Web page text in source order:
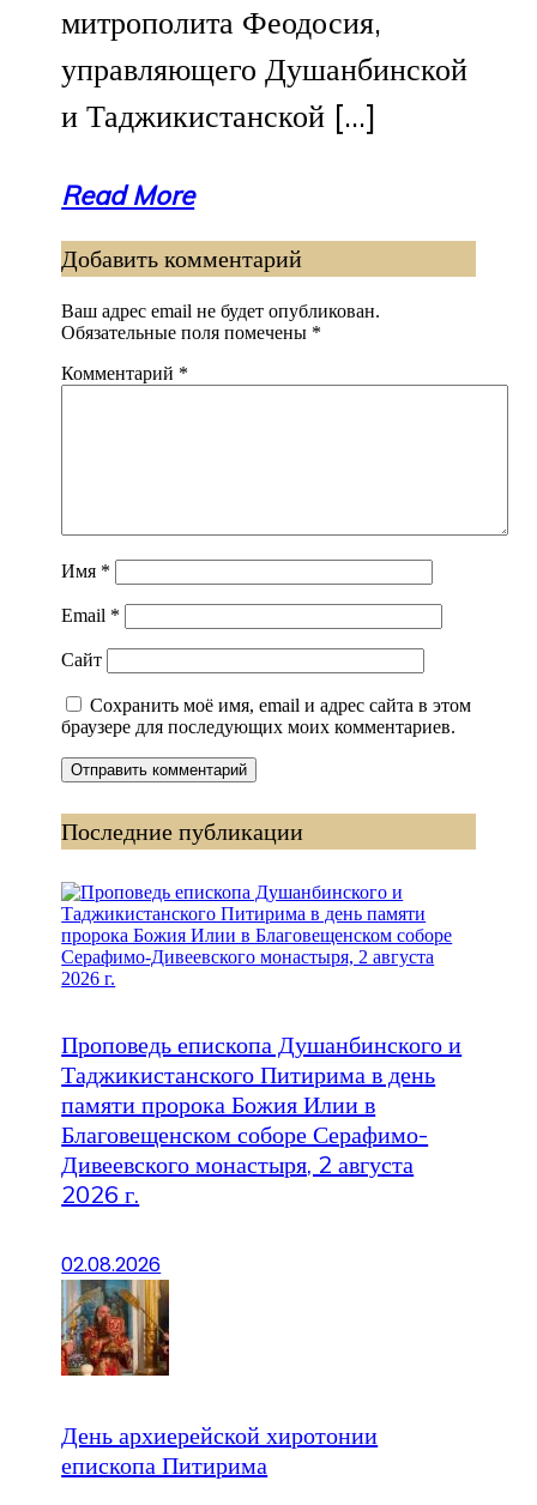
митрополита Феодосия,
управляющего Душанбинской
и Таджикистанской […]
Read More
Добавить комментарий
Ваш адрес email не будет опубликован.
Обязательные поля помечены *
Комментарий *
Имя *
Email *
Сайт
Сохранить моё имя, email и адрес сайта в этом
браузере для последующих моих комментариев.
Последние публикации
Проповедь епископа Душанбинского и
Таджикистанского Питирима в день
памяти пророка Божия Илии в
Благовещенском соборе Серафимо-
Дивеевского монастыря, 2 августа
2026 г.
02.08.2026
День архиерейской хиротонии
епископа Питирима